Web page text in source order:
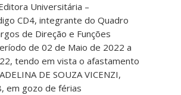
Universitária –
CD4, integrante do Quadro
de Direção e Funções
de 02 de Maio de 2022 a
tendo em vista o afastamento
DE SOUZA VICENZI,
em gozo de férias